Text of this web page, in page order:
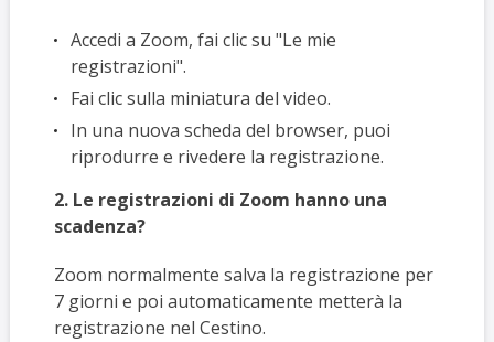
Accedi a Zoom, fai clic su "Le mie
registrazioni".
Fai clic sulla miniatura del video.
In una nuova scheda del browser, puoi
riprodurre e rivedere la registrazione.
2. Le registrazioni di Zoom hanno una
scadenza?
Zoom normalmente salva la registrazione per
7 giorni e poi automaticamente metterà la
registrazione nel Cestino.